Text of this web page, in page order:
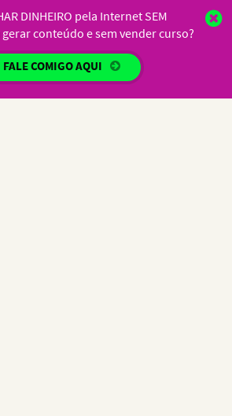
DINHEIRO pela Internet SEM
gerar conteúdo e sem vender curso?
FALE COMIGO AQUI